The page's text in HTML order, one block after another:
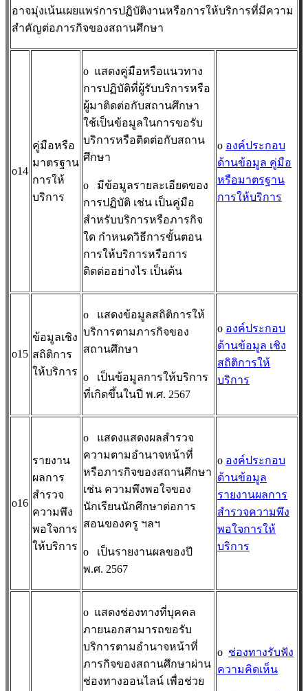
อาจมุ่งเน้นเผยแพร่การปฏิบัติงานหรือการให้บริการที่มีความ
สำคัญต่อภารกิจของสถานศึกษา
o14
คู่มือหรือ
มาตรฐาน
การให้
บริการ
o แสดงคู่มือหรือแนวทาง
การปฏิบัติที่ผู้รับบริการหรือ
ผู้มาติดต่อกับสถานศึกษา
ใช้เป็นข้อมูลในการขอรับ
บริการหรือติดต่อกับสถาน
ศึกษา
o มีข้อมูลรายละเอียดของ
การปฏิบัติ เช่น เป็นคู่มือ
สำหรับบริการหรือภารกิจ
ใด กำหนดวิธีการขั้นตอน
การให้บริการหรือการ
ติดต่ออย่างไร เป็นต้น
o องค์ประกอบ
ด้านข้อมูล คู่มือ
หรือมาตรฐาน
การให้บริการ
o15
ข้อมูลเชิง
สถิติการ
ให้บริการ
o แสดงข้อมูลสถิติการให้
บริการตามภารกิจของ
สถานศึกษา
o เป็นข้อมูลการให้บริการ
ที่เกิดขึ้นในปี พ.ศ. 2567
o องค์ประกอบ
ด้านข้อมูล เชิง
สถิติการให้
บริการ
o16
รายงาน
ผลการ
สำรวจ
ความพึง
พอใจการ
ให้บริการ
o แสดงแสดงผลสำรวจ
ความตามอำนาจหน้าที่
หรือภารกิจของสถานศึกษา
เช่น ความพึงพอใจของ
นักเรียนนักศึกษาต่อการ
สอนของครู ฯลฯ
o เป็นรายงานผลของปี
พ.ศ. 2567
o องค์ประกอบ
ด้านข้อมูล
รายงานผลการ
สำรวจความพึง
พอใจการให้
บริการ
o แสดงช่องทางที่บุคคล
ภายนอกสามารถขอรับ
บริการตามอำนาจหน้าที่
ภารกิจของสถานศึกษาผ่าน
ช่องทางออนไลน์ เพื่อช่วย
o ช่องทางรับฟัง
ความคิดเห็น